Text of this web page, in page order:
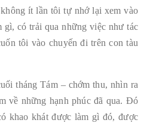
ít lần tôi tự nhớ lại xem vào
gì, có trải qua những việc như tác
tôi vào chuyến đi trên con tàu
tháng Tám – chớm thu, nhìn ra
về những hạnh phúc đã qua. Đó
khao khát được làm gì đó, được